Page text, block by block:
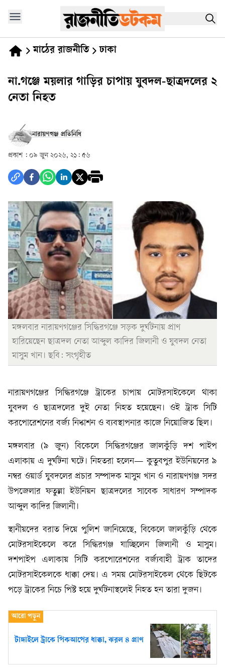
মাঠের রাজনীতি ঢাকা
না.গঞ্জে ময়লার গাড়ির চাপায় যুবদল-ছাত্রদলের ২
নেতা নিহত
নারায়ণগঞ্জ প্রতিনিধি
প্রকাশ : ০৯ জুন ২০২৬, ২১: ৫৬
মঙ্গলবার নারায়ণগঞ্জের সিদ্ধিরগঞ্জে সড়ক দুর্ঘটনায় প্রাণ
হারিয়েছেন ছাত্রদল নেতা আব্দুল কাদির জিলানী ও যুবদল নেতা
মাসুম খান। ছবি: সংগৃহীত
নারায়ণগঞ্জের সিদ্ধিরগঞ্জে ট্রাকের চাপায় মোটরসাইকেলে থাকা
যুবদল ও ছাত্রদলের দুই নেতা নিহত হয়েছেন। ওই ট্রাক সিটি
করপোরেশনের বর্জ্য নিষ্কাশন ও ব্যবস্থাপনার কাজে নিয়োজিত ছিল।
মঙ্গলবার (৯ জুন) বিকেলে সিদ্ধিরগঞ্জের জালকুঁড়ি দশ পাইপ
এলাকায় এ দুর্ঘটনা ঘটে। নিহতরা হলেন— কুতুবপুর ইউনিয়নের ৯
নম্বর ওয়ার্ড যুবদলের প্রচার সম্পাদক মাসুম খান ও নারায়ণগঞ্জ সদর
উপজেলার ফতুল্লা ইউনিয়ন ছাত্রদলের সাবেক সাধারণ সম্পাদক
আব্দুল কাদির জিলানী।
স্থানীয়দের বরাত দিয়ে পুলিশ জানিয়েছে, বিকেলে জালকুঁড়ি থেকে
মোটরসাইকেলে করে সিদ্ধিরগঞ্জ যাচ্ছিলেন জিলানী ও মাসুম।
দশপাইপ এলাকায় সিটি করপোরেশনের বর্জ্যবাহী ট্রাক তাদের
মোটরসাইকেলকে ধাক্কা দেয়। এ সময় মোটরসাইকেল থেকে ছিটকে
পড়ে ট্রাকের নিচে পিষ্ট হয়ে দুর্ঘটনাস্থলেই নিহত হন তারা দুজন।
টাঙ্গাইলে ট্রাকে পিকআপের ধাক্কা, ঝরল ৪ প্রাণ